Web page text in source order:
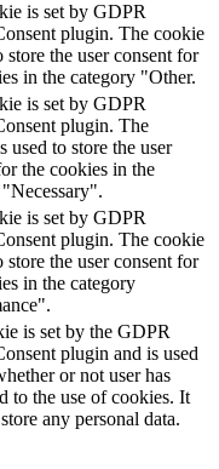
is set by GDPR
plugin. The cookie
store the user consent for
in the category "Other.
is set by GDPR
plugin. The
used to store the user
the cookies in the
is set by GDPR
plugin. The cookie
store the user consent for
in the category
is set by the GDPR
plugin and is used
or not user has
to the use of cookies. It
any personal data.